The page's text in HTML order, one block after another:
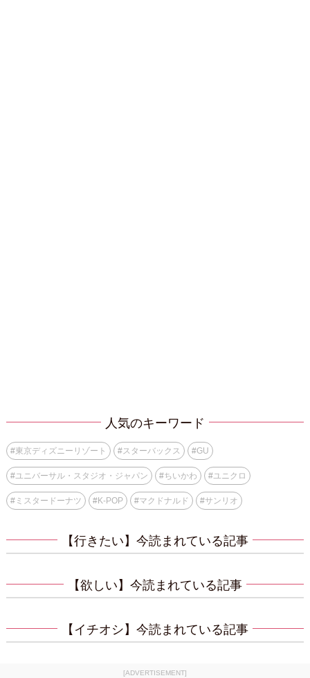
人気のキーワード
#東京ディズニーリゾート #スターバックス #GU
#ユニバーサル・スタジオ・ジャパン #ちいかわ #ユニクロ
#ミスタードーナツ #K-POP #マクドナルド #サンリオ
【行きたい】今読まれている記事
【欲しい】今読まれている記事
【イチオシ】今読まれている記事
[ADVERTISEMENT]